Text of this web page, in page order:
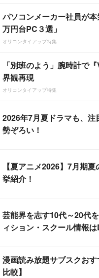
パソコンメーカー社員が
万円台PC３選」
オリコンタイアップ特集
「別班のよう」腕時計で
界観再現
オリコンタイアップ特集
2026年7月夏ドラマも、注
勢ぞろい！
【夏アニメ2026】7月期
挙紹介！
芸能界を志す10代～20代
ィション・スクール情報
漫画読み放題サブスクお
比較】